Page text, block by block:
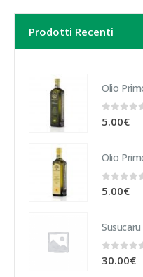
Prodotti Recenti
Olio
0 Su 5
5.00€
Olio
0 Su 5
5.00€
0Su 5
30.00€